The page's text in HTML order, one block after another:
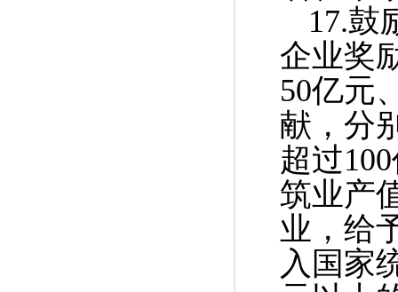
17.鼓
企业奖
50亿元
献，分
超过
筑业产
业，给
入国家